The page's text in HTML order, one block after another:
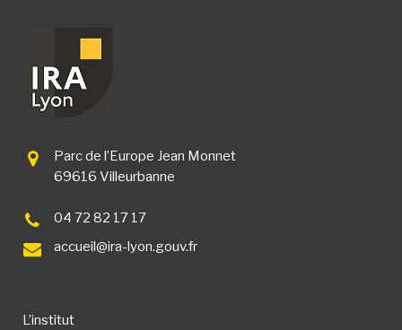
Parc de l’Europe Jean Monnet
69616 Villeurbanne
04 72 82 17 17
accueil@ira-lyon.gouv.fr
L’institut